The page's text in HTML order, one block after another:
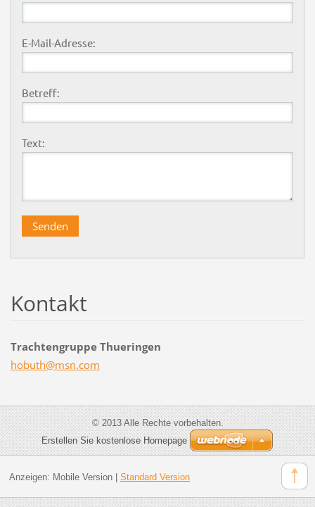
E-Mail-Adresse:
Betreff:
Text:
Kontakt
Trachtengruppe Thueringen
hobuth@msn.com
© 2013 Alle Rechte vorbehalten.
Erstellen Sie kostenlose Homepage
Anzeigen: Mobile Version| Standard Version